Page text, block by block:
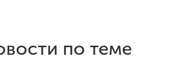
по теме